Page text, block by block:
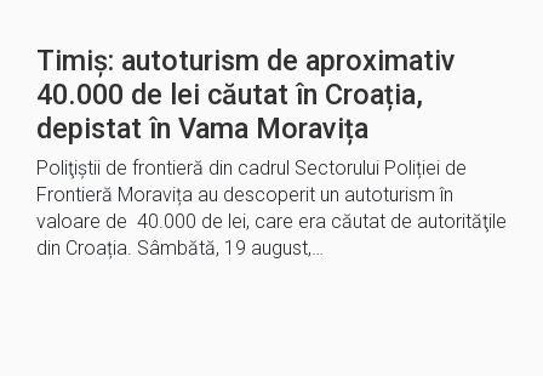
Timiș: autoturism de aproximativ
40.000 de lei căutat în Croația,
depistat în Vama Moravița
Poliţiştii de frontieră din cadrul Sectorului Poliției de
Frontieră Moravița au descoperit un autoturism în
valoare de 40.000 de lei, care era căutat de autorităţile
din Croația. Sâmbătă, 19 august,…